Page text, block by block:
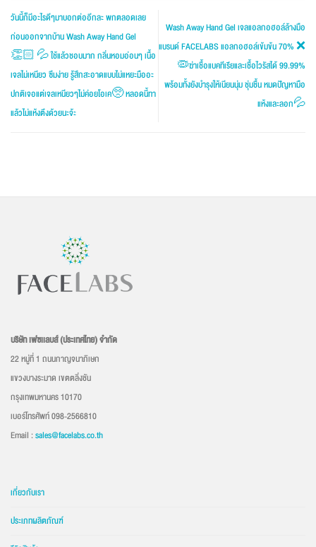
วันนี้ก็มีอะไรดีๆมาบอกต่ออีกละ พกตลอดเลย
ก่อนออกจากบ้าน Wash Away Hand Gel
👏🏻 💦 ใช้แล้วชอบมาก กลิ่นหอมอ่อนๆ เนื้อ
เจลไม่เหนียว ซึมง่าย รู้สึกสะอาดแบบไม่แหยะมืออะ
ปกติเจอแต่เจลเหนียวๆไม่ค่อยโอเค🥺 หลอดนี้ทา
แล้วไม่แห้งตึงด้วยนะจ้ะ
Wash Away Hand Gel เจลแอลกอฮอล์ล้างมือ
แบรนด์ FACELABS แอลกอฮอล์เข้มข้น 70% ❌
🦠ฆ่าเชื้อแบคทีเรียและเชื้อไวรัสได้ 99.99%
พร้อมทั้งยังบำรุงให้เนียนนุ่ม ชุ่มชื้น หมดปัญหามือ
แห้งและลอก💦
บริษัท เฟซเเลบส์ (ประเทศไทย) จำกัด
22 หมู่ที่ 1 ถนนกาญจนาภิเษก
แขวงบางระมาด เขตตลิ่งชัน
กรุงเทพมหานคร 10170
เบอร์โทรศัพท์ 098-2566810
Email :sales@facelabs.co.th
เกี่ยวกับเรา
ประเภทผลิตภัณฑ์